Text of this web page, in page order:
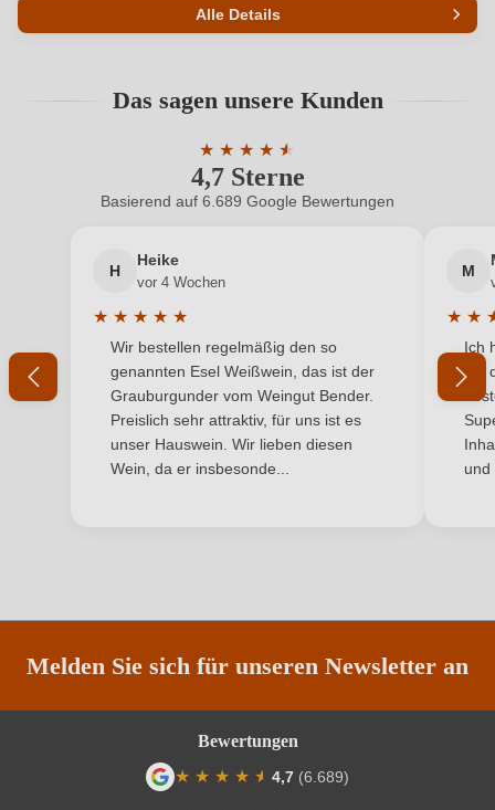
Alle Details
Alkoholgehalt in %
Cuvée-Rebsorten Cabernet Sauvignon, Merlot
Geographische Angabe
Geschmack Trocken
Hersteller Fontesteau
SARL CHATEAU FONTESTEAU, Lieu dit Fontesteau
1, 33250 St Sauveur Medoc, Frankreich
Das sagen unsere Kunden
4,7 Sterne
★ ★ ★ ★ ★
★
Durchschnittliche Bewertung von 4.7
Basierend auf 6.689 Google Bewertungen
H
Heike
vor 4 Wochen
★ ★ ★ ★ ★
Durchschnittliche Bewertung von 5 von 5 Sternen
Wir bestellen regelmäßig den so
genannten Esel Weißwein, das ist der
Grauburgunder vom Weingut Bender.
Preislich sehr attraktiv, für uns ist es
unser Hauswein. Wir lieben diesen
Wein, da er insbesonde...
M
★ ★
Ich
mit
und
Melden Sie sich für unseren Newsletter an
Bewertungen
★ ★ ★ ★ ★
★ 4,7 (6.689)